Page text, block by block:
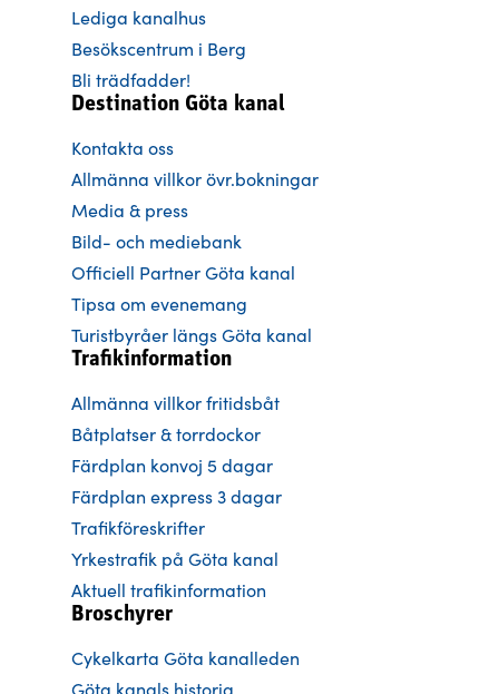
Lediga kanalhus
Besökscentrum i Berg
Bli trädfadder!
Destination Göta kanal
Kontakta oss
Allmänna villkor övr.bokningar
Media & press
Bild- och mediebank
Officiell Partner Göta kanal
Tipsa om evenemang
Turistbyråer längs Göta kanal
Trafikinformation
Allmänna villkor fritidsbåt
Båtplatser & torrdockor
Färdplan konvoj 5 dagar
Färdplan express 3 dagar
Trafikföreskrifter
Yrkestrafik på Göta kanal
Aktuell trafikinformation
Broschyrer
Cykelkarta Göta kanalleden
Göta kanals historia